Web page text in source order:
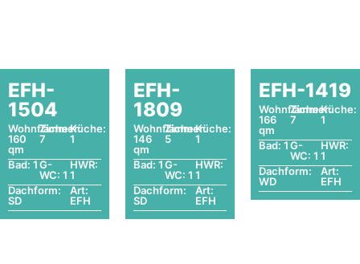
EFH-
1504
Wohnfläche:
160
qm
Zimmer:
7
Küche:
1
Bad: 1G-
WC: 1
HWR:
1
Dachform:
SD
Art:
EFH
EFH-
1809
Wohnfläche:
146
qm
Zimmer:
5
Küche:
1
Bad: 1G-
WC: 1
HWR:
1
Dachform:
SD
Art:
EFH
EFH-1419
Wohnfläche:
166
qm
Zimmer:
7
Küche:
1
Bad: 1G-
WC: 1
HWR:
1
Dachform:
WD
Art:
EFH